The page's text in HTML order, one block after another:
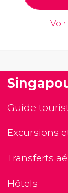
Guide
Excursions
Transferts
Hôtels